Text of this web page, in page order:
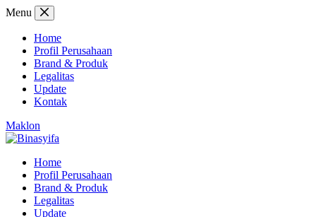
Skip
content
Menu
Home
Profil Perusahaan
Brand & Produk
Legalitas
Update
Kontak
Maklon
Home
Profil Perusahaan
Brand & Produk
Legalitas
Update